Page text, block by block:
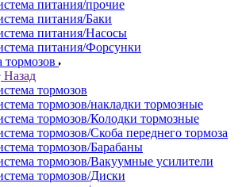
питания/прочие
питания/Баки
питания/Насосы
питания/Форсунки
тормозов
Назад
тормозов
тормозов/накладки тормозные
тормозов/Колодки тормозные
тормозов/Скоба переднего тормоза
тормозов/Барабаны
тормозов/Вакуумные усилители
тормозов/Диски